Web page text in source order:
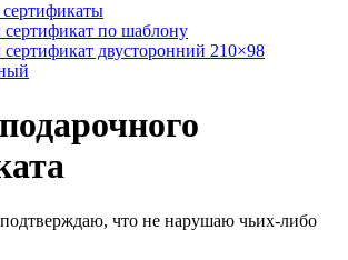
по шаблону
двусторонний 210×98
что не нарушаю чьих-либо